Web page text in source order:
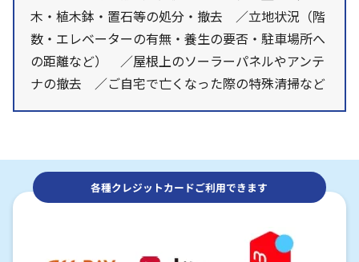
木・植木鉢・置石等の処分・撤去 ／立地状況（階
数・エレベーターの有無・養生の要否・駐車場所へ
の距離など） ／屋根上のソーラーパネルやアンテ
ナの撤去 ／ご自宅で亡くなった際の特殊清掃など
各種クレジットカードご利用できます